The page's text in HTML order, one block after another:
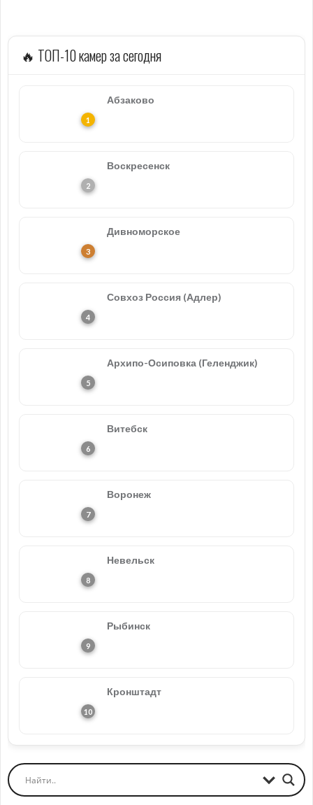
🔥 ТОП-10 камер за сегодня
Абзаково
Воскресенск
Дивноморское
Совхоз Россия (Адлер)
Архипо-Осиповка (Геленджик)
Витебск
Воронеж
Невельск
Рыбинск
Кронштадт